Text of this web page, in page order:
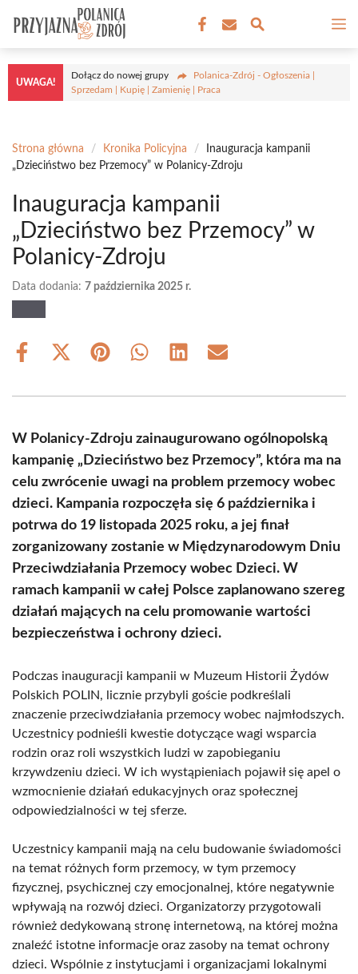
treści
UWAGA!
Dołącz do nowej grupy
Polanica-Zdrój - Ogłoszenia |
Sprzedam | Kupię | Zamienię | Praca
Strona główna / Kronika Policyjna /
Inauguracja kampanii
„Dzieciństwo bez Przemocy” w Polanicy-Zdroju
Inauguracja kampanii
„Dzieciństwo bez Przemocy” w
Polanicy-Zdroju
Data dodania: 7 października 2025 r.
Share
Share
(Twitter)
Share Share Share Share
W Polanicy-Zdroju zainaugurowano ogólnopolską
kampanię „Dzieciństwo bez Przemocy”, która ma na
celu zwrócenie uwagi na problem przemocy wobec
dzieci. Kampania rozpoczęła się 6 października i
potrwa do 19 listopada 2025 roku, a jej finał
zorganizowany zostanie w Międzynarodowym Dniu
Przeciwdziałania Przemocy wobec Dzieci. W
ramach kampanii w całej Polsce zaplanowano szereg
działań mających na celu promowanie wartości
bezpieczeństwa i ochrony dzieci.
Podczas inauguracji kampanii w Muzeum Historii Żydów
Polskich POLIN, licznie przybyli goście podkreślali
znaczenie przeciwdziałania przemocy wobec najmłodszych.
Uczestnicy podnieśli kwestie dotyczące wagi wsparcia
rodzin oraz roli wszystkich ludzi w zapobieganiu
krzywdzeniu dzieci. W ich wystąpieniach pojawił się apel o
wzmocnienie działań edukacyjnych oraz społecznej
odpowiedzialności w tej sferze.
Uczestnicy kampanii mają na celu budowanie świadomości
na temat różnych form przemocy, w tym przemocy
fizycznej, psychicznej czy emocjonalnej, które negatywnie
wpływają na rozwój dzieci. Organizatorzy przygotowali
również dedykowaną stronę internetową, na której można
znaleźć istotne informacje oraz zasoby na temat ochrony
dzieci. Wspólnie z instytucjami i organizacjami lokalnymi